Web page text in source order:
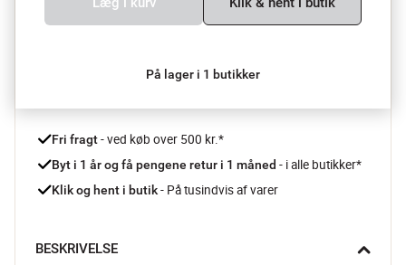
På lager i 1 butikker
Fri fragt - ved køb over 500 kr.*
Byt i 1 år og få pengene retur i 1 måned - i alle butikker*
Klik og hent i butik - På tusindvis af varer
BESKRIVELSE